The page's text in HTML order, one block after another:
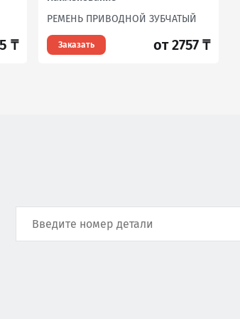
₸
РЕМЕНЬ ПРИВОДНОЙ ЗУБЧАТЫЙ
Заказать от 2757 ₸